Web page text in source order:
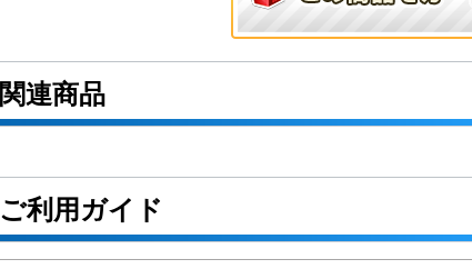
関連商品
ご利用ガイド